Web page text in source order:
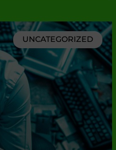
UNCATEGORIZED